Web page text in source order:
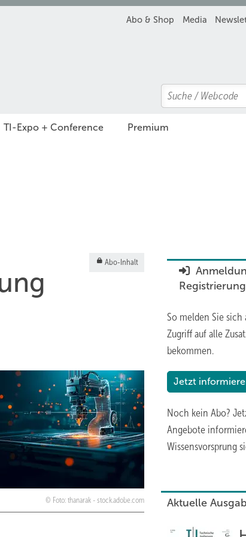
Abo & Shop Media
Search
Suchen
TI-Expo + Conference Premium
Abo-Inhalt
Foto: thanarak - stock.adobe.com
Registrierung
So melden Sie
Zugriff auf alle
bekommen.
Jetzt
Noch kein Abo?
Angebote
Wissensvorsprung
Aktuelle